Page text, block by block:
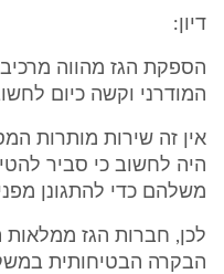
דיון:
הספקת הגז מהווה
המודרני וקשה כיום
אין זה שירות מותרות
היה לחשוב כי סביר
משלהם כדי להתגונן מפני
לכן, חברות הגז ממלאות
הבקרה הבטיחותית